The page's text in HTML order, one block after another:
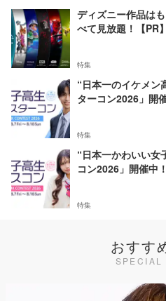
ディズニー作品は
べて見放題！【PR】
特集
“日本一のイケメン
ターコン2026」開
特集
“日本一かわいい女
コン2026」開催中！
特集
おすす
SPECIAL